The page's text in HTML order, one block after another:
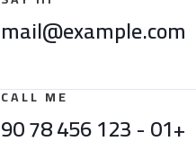
mail@example.com
CALL ME
+01 - 123 456 78 90